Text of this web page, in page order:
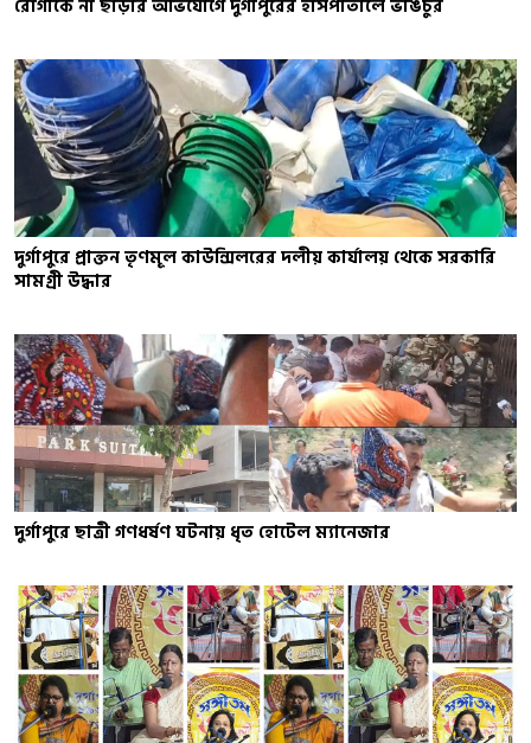
রোগীকে না ছাড়ার অভিযোগে দুর্গাপুরের হাসপাতালে ভাঙচুর
দুর্গাপুরে প্রাক্তন তৃণমূল কাউন্সিলরের দলীয় কার্যালয় থেকে সরকারি
সামগ্রী উদ্ধার
দুর্গাপুরে ছাত্রী গণধর্ষণ ঘটনায় ধৃত হোটেল ম্যানেজার